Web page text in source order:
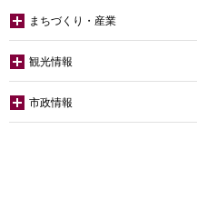
まちづくり・産業
観光情報
市政情報